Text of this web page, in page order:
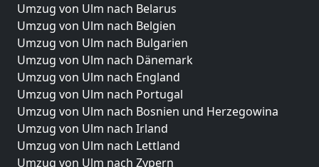
Umzug von Ulm nach Belarus
Umzug von Ulm nach Belgien
Umzug von Ulm nach Bulgarien
Umzug von Ulm nach Dänemark
Umzug von Ulm nach England
Umzug von Ulm nach Portugal
Umzug von Ulm nach Bosnien und Herzegowina
Umzug von Ulm nach Irland
Umzug von Ulm nach Lettland
Umzug von Ulm nach Zypern